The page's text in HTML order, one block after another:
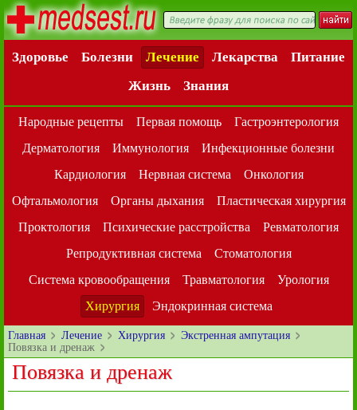
Здоровье Болезни Лечение Лекарства
Питание
Жизнь
Знания
Народные рецепты Первая помощь
Гастроэнтерология
Дерматология
Иммунология
Инфекционные болезни
Кардиология
Нервная система
Онкология
Офтальмология
Органы дыхания
Пластическая хирургия
Проктология
Психические расстройства
Ревматология
Репродуктивная система
Стоматология
Система кровообращения
Травматология
Урология
Хирургия
Эндокринная система
Главная Лечение Хирургия
Экстренная ампутация
Повязка и дренаж
Повязка и дренаж